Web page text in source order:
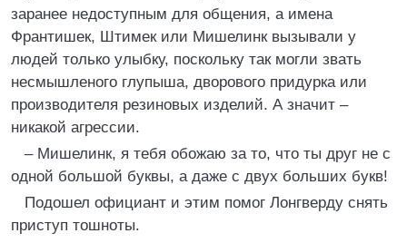
заранее недоступным для общения, а имена
Франтишек, Штимек или Мишелинк вызывали у
людей только улыбку, поскольку так могли звать
несмышленого глупыша, дворового придурка или
производителя резиновых изделий. А значит –
никакой агрессии.
– Мишелинк, я тебя обожаю за то, что ты друг не с
одной большой буквы, а даже с двух больших букв!
Подошел официант и этим помог Лонгверду снять
приступ тошноты.